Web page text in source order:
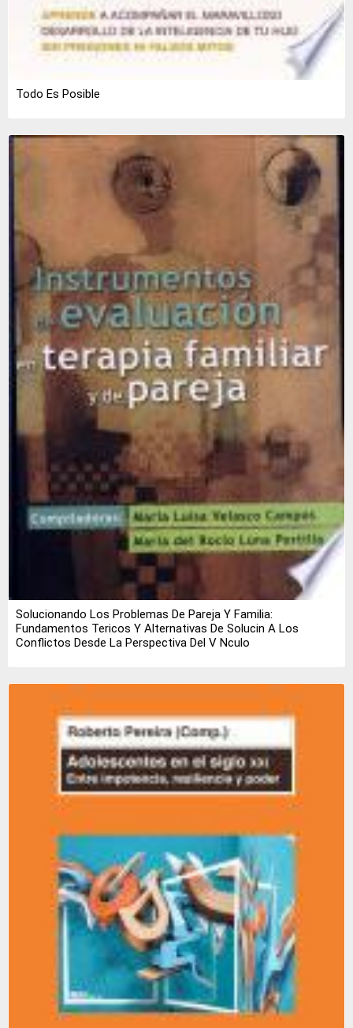
Todo Es Posible
Solucionando Los Problemas De Pareja Y Familia:
Fundamentos Tericos Y Alternativas De Solucin A Los
Conflictos Desde La Perspectiva Del V Nculo